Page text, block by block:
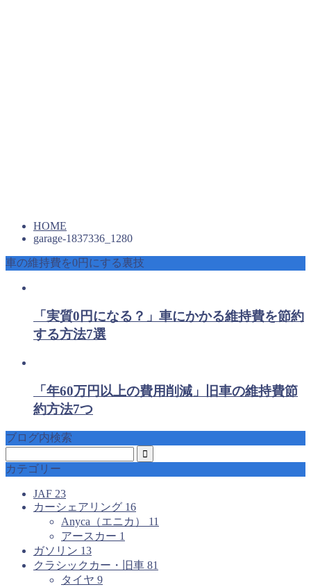
HOME
garage-1837336_1280
車の維持費を0円にする裏技
「実質0円になる？」車にかかる維持費を節約
する方法7選
「年60万円以上の費用削減」旧車の維持費節
約方法7つ
ブログ内検索
カテゴリー
JAF 23
カーシェアリング 16
Anyca（エニカ） 11
アースカー 1
ガソリン 13
クラシックカー・旧車 81
タイヤ 9